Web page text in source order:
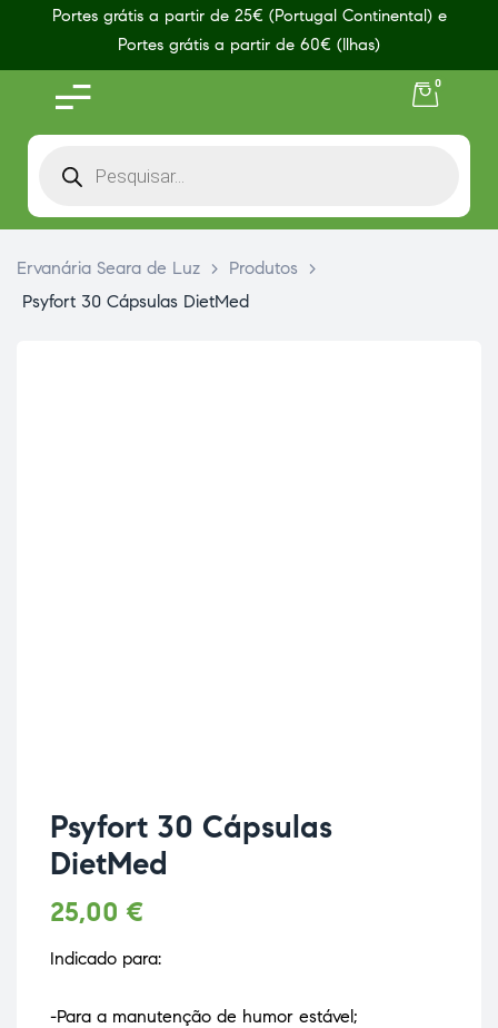
Portes grátis a partir de 25€ (Portugal Continental) e
Portes grátis a partir de 60€ (Ilhas)
0
Ervanária Seara de Luz > Produtos
>
Psyfort 30 Cápsulas DietMed
Psyfort 30 Cápsulas
DietMed
25,00 €
Indicado para:
-Para a manutenção de humor estável;